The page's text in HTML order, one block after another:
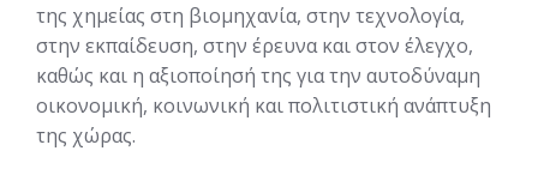
της χημείας στη βιομηχανία, στην τεχνολογία,
στην εκπαίδευση, στην έρευνα και στον έλεγχο,
καθώς και η αξιοποίησή της για την αυτοδύναμη
οικονομική, κοινωνική και πολιτιστική ανάπτυξη
της χώρας.